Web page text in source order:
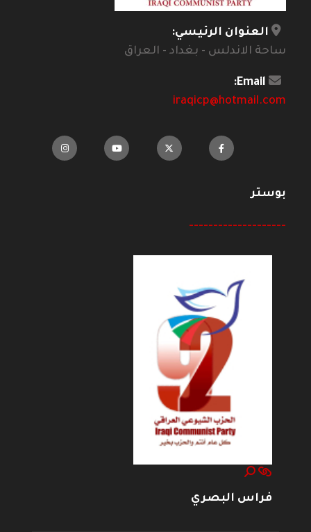
العنوان الرئيسي:
ساحة الاندلس - بغداد - العراق
Email:
iraqicp@hotmail.com
بوستر
--------------------
فراس البصري